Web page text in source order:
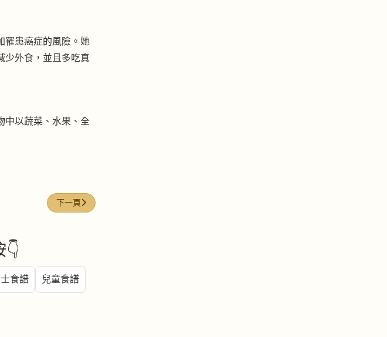
罹患癌症的風險。她
少外食，並且多吃真
中以蔬菜、水果、全
下一篇文章: 吃補竟牙痛？ 原來是根尖囊腫！
下一頁
食譜 兒童食譜